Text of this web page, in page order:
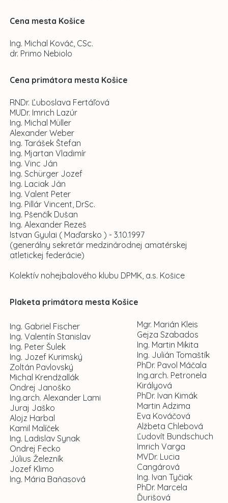
Cena mesta Košice
Ing. Michal Kováč, CSc.
dr. Primo Nebiolo
Cena primátora mesta Košice
RNDr. Ľuboslava Fertáľová
MUDr. Imrich Lazúr
Ing. Michal Müller
Alexander Weber
Ing. Tarášek Štefan
Ing. Mjartan Vladimír
Ing. Vinc Ján
Ing. Schürger Jozef
Ing. Laciak Ján
Ing. Valent Peter
Ing. Pillár Vincent, DrSc.
Ing. Pšenčík Dušan
Ing. Alexander Rezeš
Istvan Gyulai ( Maďarsko ) - 3.10.1997
(generálny sekretár medzinárodnej amatérskej
atletickej federácie)
Kolektív nohejbalového klubu DPMK, a.s. Košice
Plaketa primátora mesta Košice
Ing. Gabriel Fischer
Ing. Valentín Stanislav
Ing. Peter Šulek
Ing. Jozef Kurimský
Zoltán Pavlovský
Michal Krendžallák
Ondrej Janoško
Ing.arch. Alexander Lami
Juraj Jaško
Alojz Harbal
Kamil Malíček
Ing. Ladislav Synak
Ondrej Fecko
Július Železník
Jozef Klimo
Ing. Mária Baňasová
Mgr. Marián Kleis
Gejza Szabados
Ing. Martin Mikita
Ing. Julián Tomaštík
PhDr. Pavol Máčala
Ing.arch. Petronela
Királyová
PhDr. Ivan Kimák
Martin Adzima
Eva Kováčová
Alžbeta Chlebová
Ľudovít Bundschuch
Imrich Varga
MVDr. Lucia
Cangárová
Ing. Ivan Tyčiak
PhDr. Marcela
Ďurišová